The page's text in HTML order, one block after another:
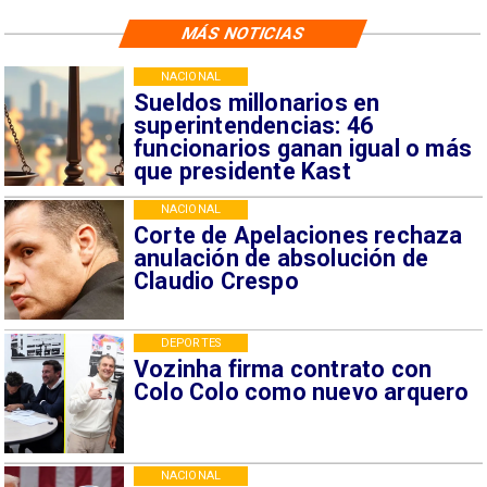
Sueldos millonarios en
superintendencias: 46
funcionarios ganan igual o más
que presidente Kast
NACIONAL
Corte de Apelaciones rechaza
anulación de absolución de
Claudio Crespo
NACIONAL
Vozinha firma contrato con
Colo Colo como nuevo arquero
DEPORTES
NACIONAL
MÁS NOTICIAS